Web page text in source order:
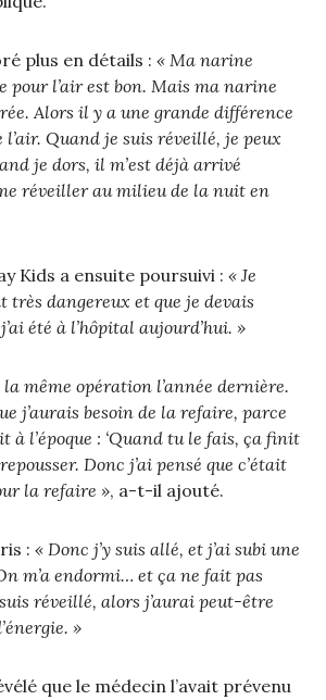
plus en détails :« Ma narine
pour l’air est bon. Mais ma narine
Alors il y a une grande différence
l’air. Quand je suis réveillé, je peux
je dors, il m’est déjà arrivé
réveiller au milieu de la nuit en
Kids a ensuite poursuivi :« Je
très dangereux et que je devais
été à l’hôpital aujourd’hui. »
la même opération l’année dernière.
j’aurais besoin de la refaire, parce
à l’époque : ‘Quand tu le fais, ça finit
Donc j’ai pensé que c’était
la refaire », a-t-il ajouté.
:« Donc j’y suis allé, et j’ai subi une
m’a endormi… et ça ne fait pas
réveillé, alors j’aurai peut-être
»
que le médecin l’avait prévenu